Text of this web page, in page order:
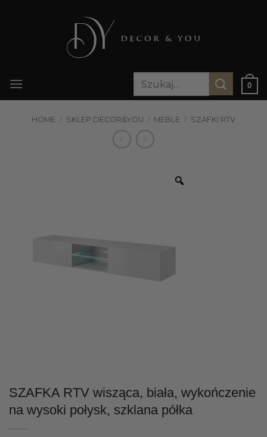
Szukaj:
0
HOME / SKLEP DECOR&YOU / MEBLE / SZAFKI RTV
SZAFKA RTV wisząca, biała, wykończenie
na wysoki połysk, szklana półka